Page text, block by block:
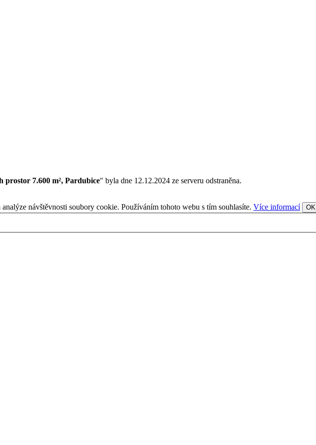
7.600 m², Pardubice" byla dne 12.12.2024 ze serveru odstraněna.
návštěvnosti soubory cookie. Používáním tohoto webu s tím souhlasíte. Více informací OK